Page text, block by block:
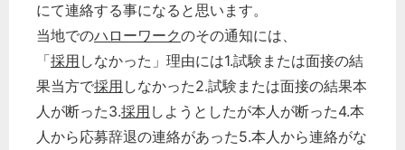
にて連絡する事になると思います。
当地でのハローワークのその通知には、
「採用 しなかった」理由には1.試験または面接の結
果当方で採用 しなかった2.試験または面接の結果本
人が断った3.採用 しようとしたが本人が断った4.本
人から応募辞退の連絡があった5.本人から連絡がな